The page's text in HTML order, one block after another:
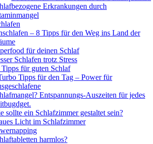
Erkrankungen durch
– 8 Tipps für den Weg ins Land der
für deinen Schlaf
Schlafen trotz Stress
Tipps für guten Schlaf
Tipps für den Tag – Power für
Entspannungs-Auszeiten für jedes
sollte ein Schlafzimmer gestaltet sein?
Licht im Schlafzimmer
harmlos?